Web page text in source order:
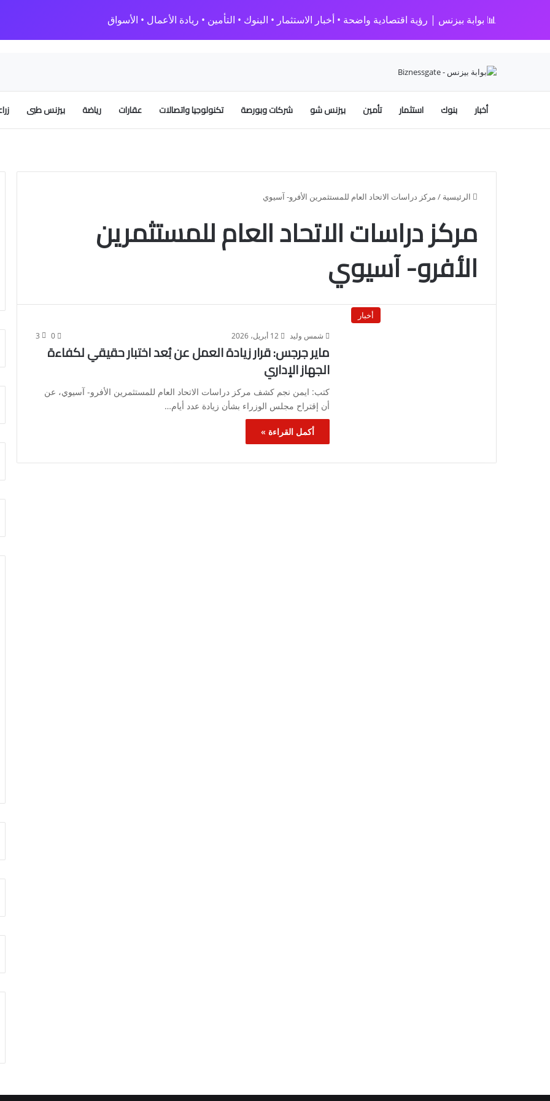
📊 بوابة بيزنس | رؤية اقتصادية واضحة • أخبار الاستثمار • البنوك • التأمين • ريادة الأعمال • الأسواق
أخبار بنوك استثمار تأمين بيزنس شو شركات وبورصة تكنولوجيا واتصالات عقارات رياضة بيزنس طبى
الرئيسية / مركز دراسات الاتحاد العام للمستثمرين الأفرو- آسيوي
مركز دراسات الاتحاد العام للمستثمرين
الأفرو- آسيوي
أخبار
شمس وليد 12 أبريل، 2026 0
3
ماير جرجس: قرار زيادة العمل عن بُعد اختبار حقيقي لكفاءة
الجهاز الإداري
كتب: ايمن نجم كشف مركز دراسات الاتحاد العام للمستثمرين الأفرو- آسيوي، عن
أن إقتراح مجلس الوزراء بشأن زيادة عدد أيام…
أكمل القراءة »